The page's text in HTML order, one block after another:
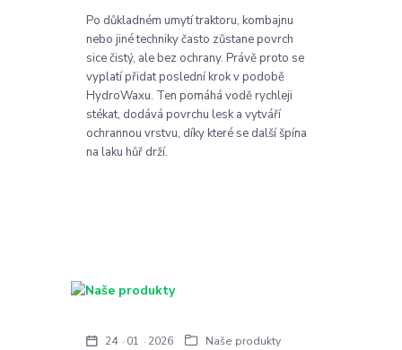
Po důkladném umytí traktoru, kombajnu
nebo jiné techniky často zůstane povrch
sice čistý, ale bez ochrany. Právě proto se
vyplatí přidat poslední krok v podobě
HydroWaxu. Ten pomáhá vodě rychleji
stékat, dodává povrchu lesk a vytváří
ochrannou vrstvu, díky které se další špína
na laku hůř drží.
24 01 2026 Naše produkty